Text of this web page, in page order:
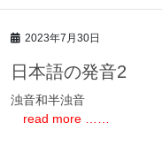
2023年7月30日
日本語の発音2
浊音和半浊音
read more ……